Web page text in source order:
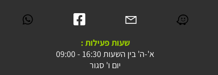
שעות פעילות :
א'-ה' בין השעות 16:30 - 09:00
יום ו' סגור